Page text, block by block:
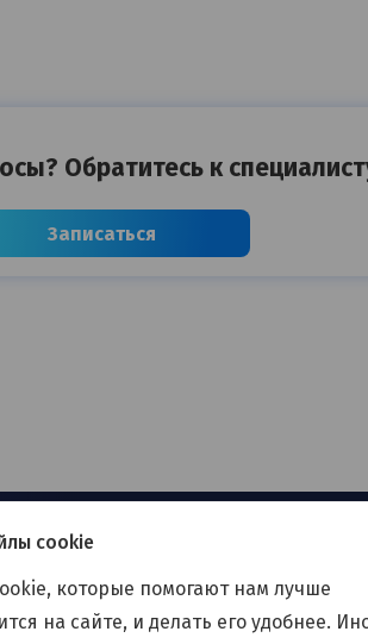
Обратитесь к
Записаться
cookie
которые помогают нам лучше
на сайте, и делать его удобнее.